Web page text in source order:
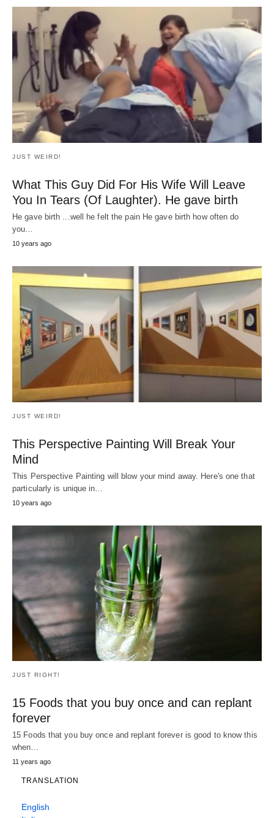
JUST WEIRD!
What This Guy Did For His Wife Will Leave
You In Tears (Of Laughter). He gave birth
He gave birth ...well he felt the pain He gave birth how often do
you…
10 years ago
JUST WEIRD!
This Perspective Painting Will Break Your
Mind
This Perspective Painting will blow your mind away. Here's one that
particularly is unique in…
10 years ago
JUST RIGHT!
15 Foods that you buy once and can replant
forever
15 Foods that you buy once and replant forever is good to know this
when…
11 years ago
TRANSLATION
English
Italiano
Español
Français
中文(简体)
Deutsch